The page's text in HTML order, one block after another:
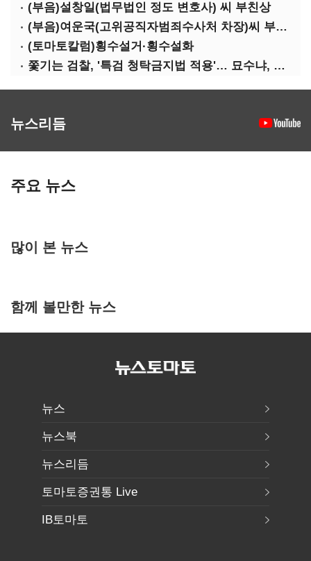
(부음)설창일(법무법인 정도 변호사) 씨 부친상
(부음)여운국(고위공직자범죄수사처 차장)씨 부친상
(토마토칼럼)횡수설거·횡수설화
쫓기는 검찰, '특검 청탁금지법 적용'… 묘수냐, 무리수냐
뉴스리듬
주요 뉴스
많이 본 뉴스
함께 볼만한 뉴스
뉴스
뉴스북
뉴스리듬
토마토증권통 Live
IB토마토